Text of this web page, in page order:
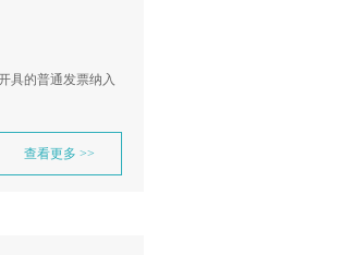
具的普通发票纳入
查看更多 >>